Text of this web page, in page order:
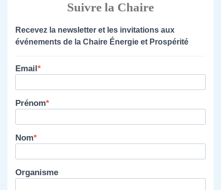
Suivre la Chaire
Recevez la newsletter et les invitations aux
événements de la Chaire Énergie et Prospérité
Email
Prénom
Nom
Organisme